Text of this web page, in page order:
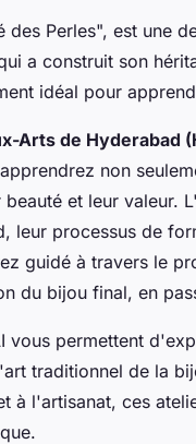
des Perles", est une
a construit son
idéal pour
Arts de Hyderabad
non
et leur valeur.
leur processus de
guidé à travers le
du bijou final, en
vous permettent
traditionnel de la
à l'artisanat, ces